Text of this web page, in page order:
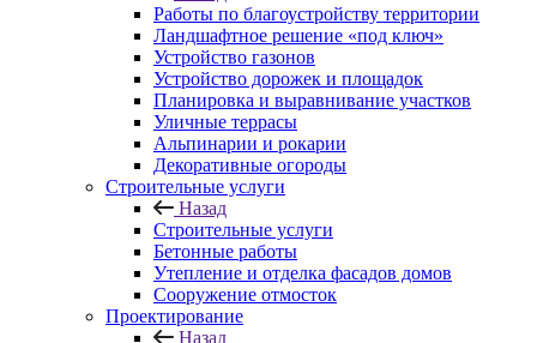
Работы по благоустройству территории
Ландшафтное решение «под ключ»
Устройство газонов
Устройство дорожек и площадок
Планировка и выравнивание участков
Уличные террасы
Альпинарии и рокарии
Декоративные огороды
Строительные услуги
Назад
Строительные услуги
Бетонные работы
Утепление и отделка фасадов домов
Сооружение отмосток
Проектирование
Назад